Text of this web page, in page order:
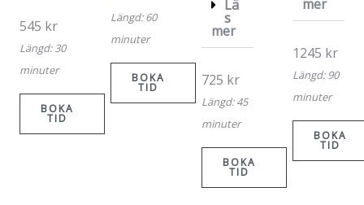
545 kr
Längd: 30
minuter
BOKA
TID
Längd: 60
minuter
BOKA
TID
Lä
s
mer
725 kr
Längd: 45
minuter
BOKA
TID
mer
1245 kr
Längd: 90
minuter
BOKA
TID